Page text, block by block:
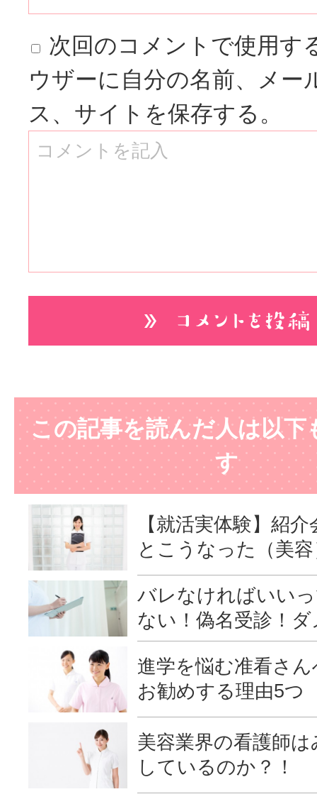
次回のコメントで使用す
ウザーに自分の名前、メー
ス、サイトを保存する。
この記事を読んだ人は以下
す
【就活実体験】紹
とこうなった（美
バレなければいい
ない！偽名受診！
進学を悩む准看さ
お勧めする理由5つ
美容業界の看護師
しているのか？！